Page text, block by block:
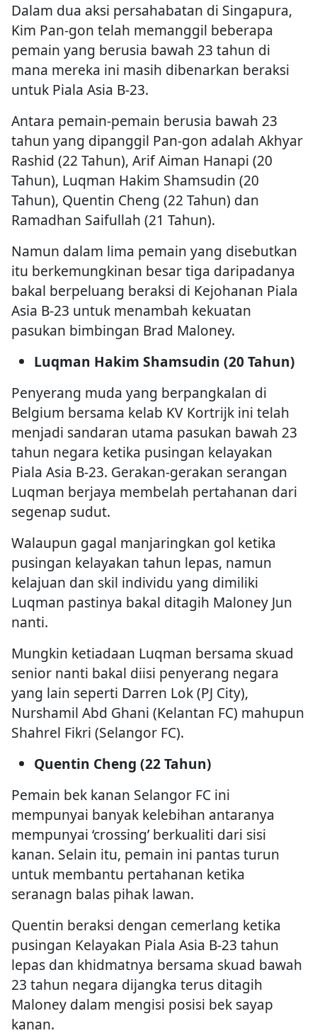
Dalam dua aksi persahabatan di Singapura,
Kim Pan-gon telah memanggil beberapa
pemain yang berusia bawah 23 tahun di
mana mereka ini masih dibenarkan beraksi
untuk Piala Asia B-23.
Antara pemain-pemain berusia bawah 23
tahun yang dipanggil Pan-gon adalah Akhyar
Rashid (22 Tahun), Arif Aiman Hanapi (20
Tahun), Luqman Hakim Shamsudin (20
Tahun), Quentin Cheng (22 Tahun) dan
Ramadhan Saifullah (21 Tahun).
Namun dalam lima pemain yang disebutkan
itu berkemungkinan besar tiga daripadanya
bakal berpeluang beraksi di Kejohanan Piala
Asia B-23 untuk menambah kekuatan
pasukan bimbingan Brad Maloney.
Luqman Hakim Shamsudin (20 Tahun)
Penyerang muda yang berpangkalan di
Belgium bersama kelab KV Kortrijk ini telah
menjadi sandaran utama pasukan bawah 23
tahun negara ketika pusingan kelayakan
Piala Asia B-23. Gerakan-gerakan serangan
Luqman berjaya membelah pertahanan dari
segenap sudut.
Walaupun gagal manjaringkan gol ketika
pusingan kelayakan tahun lepas, namun
kelajuan dan skil individu yang dimiliki
Luqman pastinya bakal ditagih Maloney Jun
nanti.
Mungkin ketiadaan Luqman bersama skuad
senior nanti bakal diisi penyerang negara
yang lain seperti Darren Lok (PJ City),
Nurshamil Abd Ghani (Kelantan FC) mahupun
Shahrel Fikri (Selangor FC).
Quentin Cheng (22 Tahun)
Pemain bek kanan Selangor FC ini
mempunyai banyak kelebihan antaranya
mempunyai ‘crossing’ berkualiti dari sisi
kanan. Selain itu, pemain ini pantas turun
untuk membantu pertahanan ketika
seranagn balas pihak lawan.
Quentin beraksi dengan cemerlang ketika
pusingan Kelayakan Piala Asia B-23 tahun
lepas dan khidmatnya bersama skuad bawah
23 tahun negara dijangka terus ditagih
Maloney dalam mengisi posisi bek sayap
kanan.